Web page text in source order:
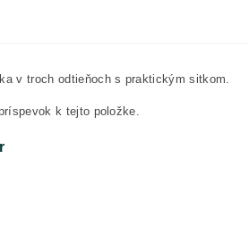
v troch odtieňoch s praktickým sitkom.
k tejto položke.